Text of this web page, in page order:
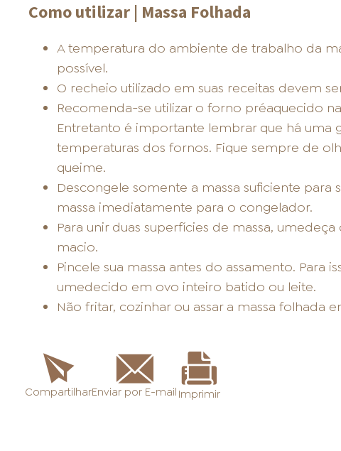
Como utilizar | Massa Folhada
A temperatura do ambiente de trabalho da
possível.
O recheio utilizado em suas receitas devem
Recomenda-se utilizar o forno préaquecido
Entretanto é importante lembrar que há uma
temperaturas dos fornos. Fique sempre de
queime.
Descongele somente a massa suficiente
massa imediatamente para o congelador.
Para unir duas superfícies de massa,
macio.
Pincele sua massa antes do assamento. Para
umedecido em ovo inteiro batido ou leite.
Não fritar, cozinhar ou assar a massa folhada
CompartilharEnviar por E-mail Imprimir